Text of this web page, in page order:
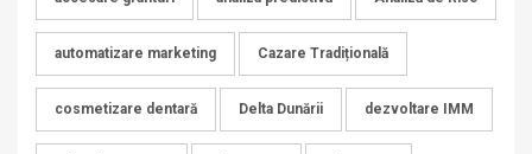
automatizare marketing Cazare Tradițională
cosmetizare dentară Delta Dunării dezvoltare IMM